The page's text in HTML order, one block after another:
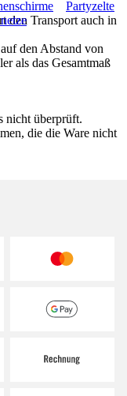
den Transport auch in
den Abstand von
als das Gesamtmaß
Partyzelte
nicht überprüft.
die die Ware nicht